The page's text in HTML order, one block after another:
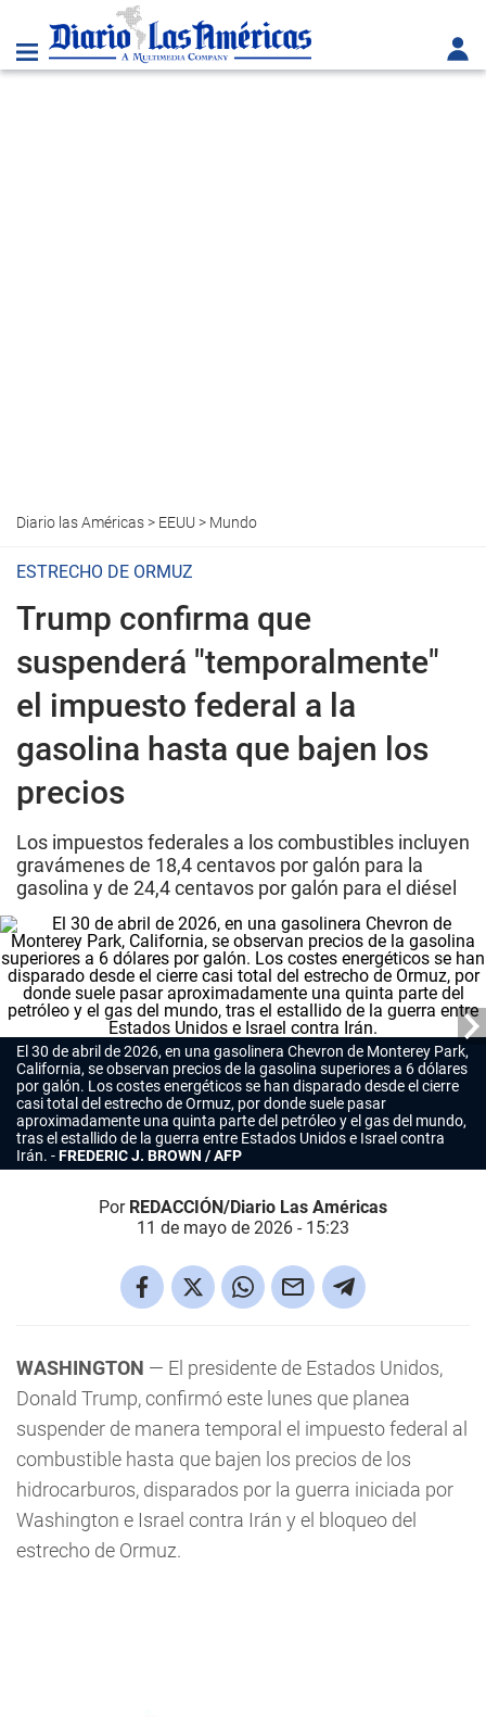
Diario las Américas> EEUU > Mundo
ESTRECHO DE ORMUZ
Trump confirma que
suspenderá "temporalmente"
el impuesto federal a la
gasolina hasta que bajen los
precios
Los impuestos federales a los combustibles incluyen
gravámenes de 18,4 centavos por galón para la
gasolina y de 24,4 centavos por galón para el diésel
El 30 de abril de 2026, en una gasolinera Chevron de Monterey Park,
California, se observan precios de la gasolina superiores a 6 dólares
por galón. Los costes energéticos se han disparado desde el cierre
casi total del estrecho de Ormuz, por donde suele pasar
aproximadamente una quinta parte del petróleo y el gas del mundo,
tras el estallido de la guerra entre Estados Unidos e Israel contra
Irán.
FREDERIC J. BROWN / AFP
Por REDACCIÓN/Diario Las Américas
11 de mayo de 2026 - 15:23
WASHINGTON — El presidente de Estados Unidos,
Donald Trump, confirmó este lunes que planea
suspender de manera temporal el impuesto federal al
combustible hasta que bajen los precios de los
hidrocarburos, disparados por la guerra iniciada por
Washington e Israel contra Irán y el bloqueo del
estrecho de Ormuz.